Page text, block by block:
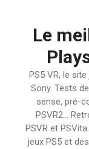
Le
PS5 VR, le
Sony. Tests
sense, pré-
PSVR2…
PSVR et
jeux PS5 et